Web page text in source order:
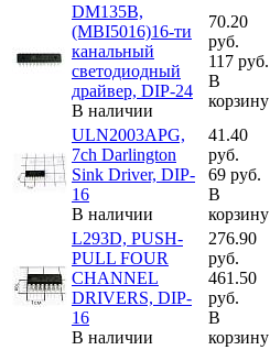
DM135B,
(MBI5016)16-ти
канальный
светодиодный
драйвер, DIP-24
В наличии
70.20
руб.
117 руб.
В
корзину
ULN2003APG,
7ch Darlington
Sink Driver, DIP-
16
В наличии
41.40
руб.
69 руб.
В
корзину
L293D, PUSH-
PULL FOUR
CHANNEL
DRIVERS, DIP-
16
В наличии
276.90
руб.
461.50
руб.
В
корзину